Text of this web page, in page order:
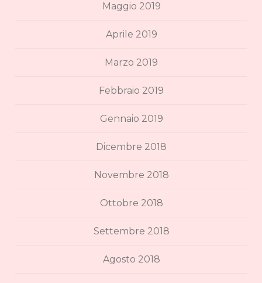
Maggio 2019
Aprile 2019
Marzo 2019
Febbraio 2019
Gennaio 2019
Dicembre 2018
Novembre 2018
Ottobre 2018
Settembre 2018
Agosto 2018